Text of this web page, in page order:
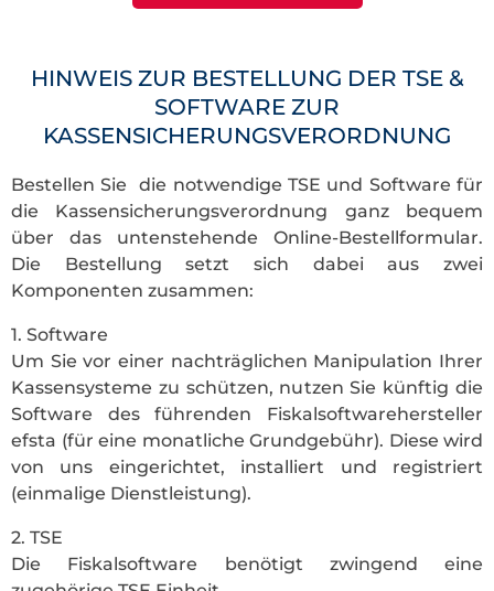
HINWEIS ZUR BESTELLUNG DER TSE &
SOFTWARE ZUR
KASSENSICHERUNGSVERORDNUNG
Bestellen Sie die notwendige TSE und Software für
die Kassensicherungsverordnung ganz bequem
über das untenstehende Online-Bestellformular.
Die Bestellung setzt sich dabei aus zwei
Komponenten zusammen:
1. Software
Um Sie vor einer nachträglichen Manipulation Ihrer
Kassensysteme zu schützen, nutzen Sie künftig die
Software des führenden Fiskalsoftwarehersteller
efsta (für eine monatliche Grundgebühr). Diese wird
von uns eingerichtet, installiert und registriert
(einmalige Dienstleistung).
2. TSE
Die Fiskalsoftware benötigt zwingend eine